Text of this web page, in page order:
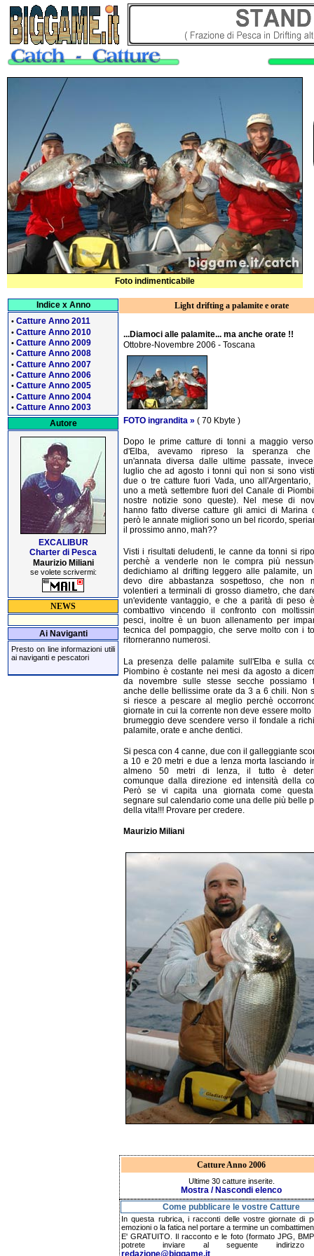
Indice x Anno
• Catture Anno 2011
• Catture Anno 2010
• Catture Anno 2009
• Catture Anno 2008
• Catture Anno 2007
• Catture Anno 2006
• Catture Anno 2005
• Catture Anno 2004
• Catture Anno 2003
Autore
EXCALIBUR
Charter di Pesca
Maurizio Miliani
se volete scrivermi:
NEWS
Ai Naviganti
Presto on line informazioni utili
ai naviganti e pescatori
Light drifting a palamite e orate
...Diamoci alle palamite... ma anche orate !!
Ottobre-Novembre 2006 - Toscana
FOTO ingrandita » ( 70 Kbyte )
Dopo le prime catture di tonni a maggio
d'Elba, avevamo ripreso la speranza che
un'annata diversa dalle ultime passate,
luglio che ad agosto i tonni quì non si sono
due o tre catture fuori Vada, uno
uno a metà settembre fuori del Canale di
nostre notizie sono queste). Nel mese di
hanno fatto diverse catture gli amici di Marina
però le annate migliori sono un bel ricordo,
il prossimo anno, mah??
Visti i risultati deludenti, le canne da tonni si
perchè a venderle non le compra più
dedichiamo al drifting leggero alle palamite,
devo dire abbastanza sospettoso, che non
volentieri a terminali di grosso diametro, che
un'evidente vantaggio, e che a parità di peso
combattivo vincendo il confronto con
pesci, inoltre è un buon allenamento per
tecnica del pompaggio, che serve molto con i
ritorneranno numerosi.
La presenza delle palamite sull'Elba e sulla
Piombino è costante nei mesi da agosto a
da novembre sulle stesse secche possiamo
anche delle bellissime orate da 3 a 6 chili. Non
si riesce a pescare al meglio perchè
giornate in cui la corrente non deve essere molto
brumeggio deve scendere verso il fondale a
palamite, orate e anche dentici.
Si pesca con 4 canne, due con il galleggiante
a 10 e 20 metri e due a lenza morta lasciando
almeno 50 metri di lenza, il tutto è
comunque dalla direzione ed intensità della
Però se vi capita una giornata come
segnare sul calendario come una delle più belle
della vita!!! Provare per credere.
Maurizio Miliani
Catture Anno 2006
Ultime 30 catture inserite.
Mostra / Nascondi elenco
Come pubblicare le vostre Catture
In questa rubrica, i racconti delle vostre giornate di
emozioni o la fatica nel portare a termine un
E' GRATUITO. Il racconto e le foto (formato JPG,
potrete inviare al seguente indirizzo
Foto indimenticabile